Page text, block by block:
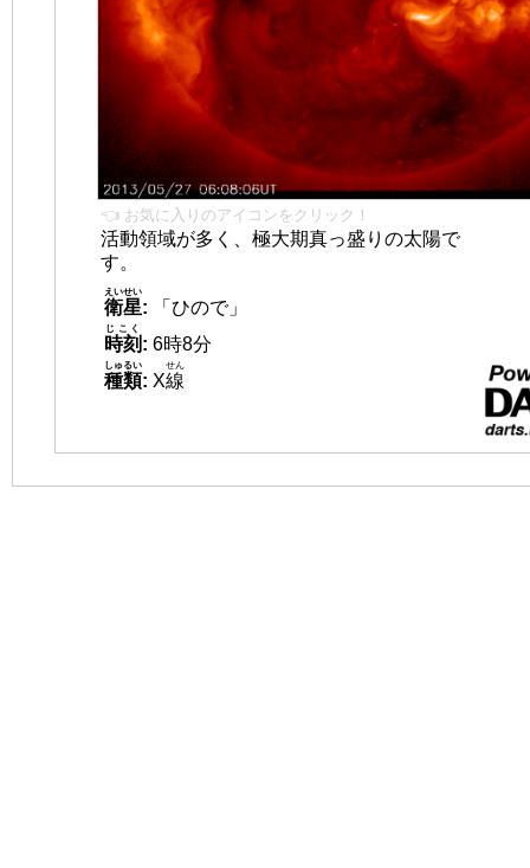
👈 お気に入りのアイコンをクリック！
活動領域が多く、極大期真っ盛りの太陽で
す。
衛星
えいせい
:
「ひので」
時刻
じこく
: 6時8分
種類
しゅるい
: X線
せん